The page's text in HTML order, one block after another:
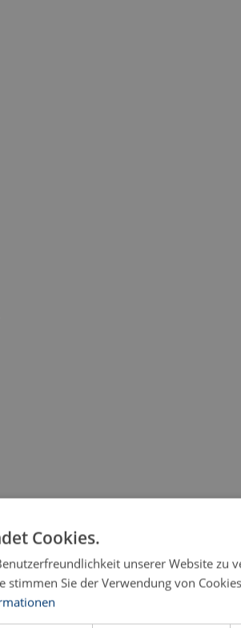
Cookies.
unserer Website zu
stimmen Sie der Verwendung von